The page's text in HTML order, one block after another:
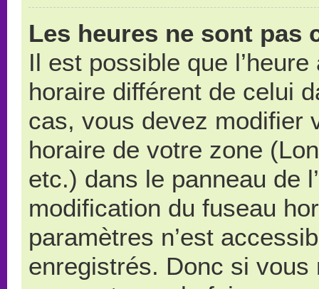
Les heures ne sont pas
Il est possible que
horaire différent de celui
cas, vous devez modifier
horaire de votre zone
etc.) dans le panneau de
modification du fuseau
paramètres n’est
enregistrés. Donc si vous